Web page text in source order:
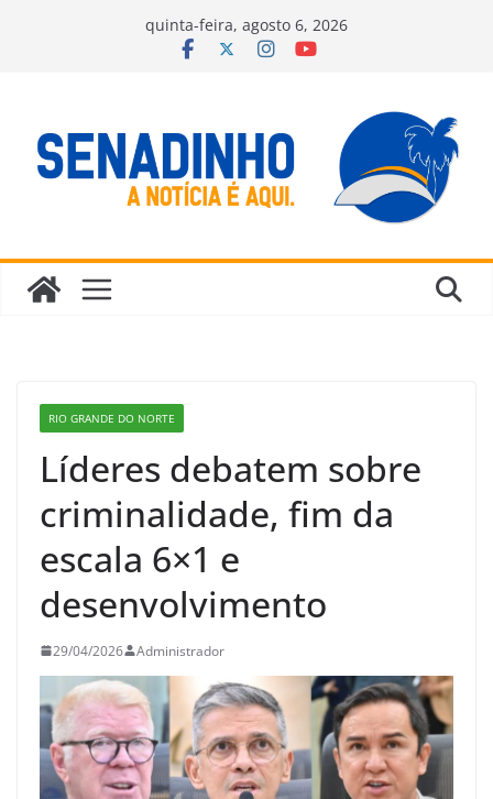
quinta-feira, agosto 6, 2026
RIO GRANDE DO NORTE
Líderes debatem sobre
criminalidade, fim da
escala 6×1 e
desenvolvimento
29/04/2026 Administrador